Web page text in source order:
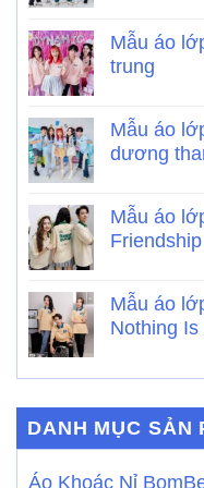
Mẫu áo
trung
Mẫu áo
dương
Mẫu áo
Mẫu áo
Nothing
DANH MỤC SẢN
Áo Khoác Nỉ